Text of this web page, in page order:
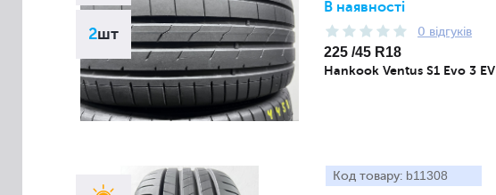
2шт
В наявності
0 відгуків
225 /45 R18
Hankook Ventus S1 Evo 3 EV
Код товару: b11308